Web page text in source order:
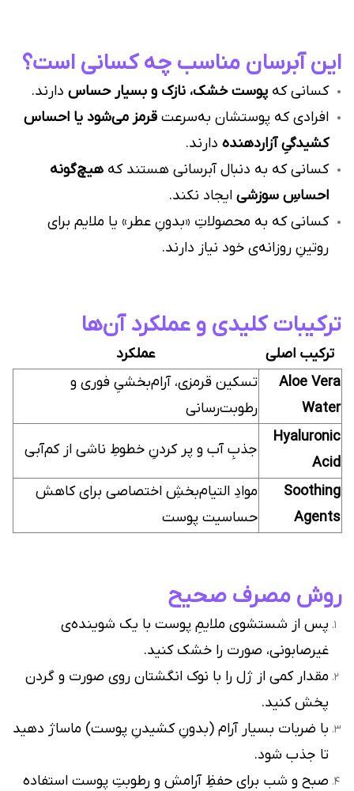
این آبرسان مناسب چه کسانی است؟
کسانی که پوست خشک، نازک و بسیار حساس دارند.
افرادی که پوستشان به‌سرعت قرمز می‌شود یا احساس
کشیدگیِ آزاردهنده دارند.
کسانی که به دنبال آبرسانی هستند که هیچ‌گونه
احساسِ سوزشی ایجاد نکند.
کسانی که به محصولاتِ «بدونِ عطر» یا ملایم برای
روتینِ روزانه‌ی خود نیاز دارند.
ترکیبات کلیدی و عملکرد آن‌ها
ترکیب اصلی
عملکرد
Aloe Vera
Water
تسکین قرمزی، آرام‌بخشیِ فوری و
رطوبت‌رسانی
Hyaluronic
Acid
جذبِ آب و پر کردنِ خطوطِ ناشی از کم‌آبی
Soothing
Agents
موادِ التیام‌بخشِ اختصاصی برای کاهش
حساسیت پوست
روش مصرف صحیح
پس از شستشوی ملایمِ پوست با یک شوینده‌ی
غیرصابونی، صورت را خشک کنید.
مقدار کمی از ژل را با نوک انگشتان روی صورت و گردن
پخش کنید.
با ضربات بسیار آرام (بدونِ کشیدنِ پوست) ماساژ دهید
تا جذب شود.
صبح و شب برای حفظِ آرامش و رطوبتِ پوست استفاده